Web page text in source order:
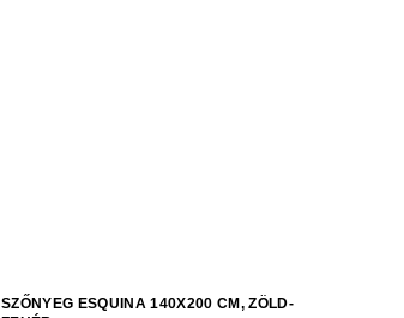
SZŐNYEG ESQUINA 140X200 CM, ZÖLD-